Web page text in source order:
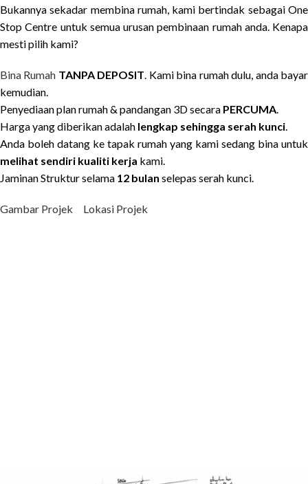
Bukannya sekadar membina rumah, kami bertindak sebagai One
Stop Centre untuk semua urusan pembinaan rumah anda. Kenapa
mesti pilih kami?
Bina Rumah TANPA DEPOSIT . Kami bina rumah dulu, anda bayar
kemudian.
Penyediaan plan rumah & pandangan 3D secara PERCUMA
Harga yang diberikan adalah lengkap sehingga serah kunci
Anda boleh datang ke tapak rumah yang kami sedang bina untuk
melihat sendiri kualiti kerja kami.
Jaminan Struktur selama 12 bulan selepas serah kunci.
Gambar Projek Lokasi Projek